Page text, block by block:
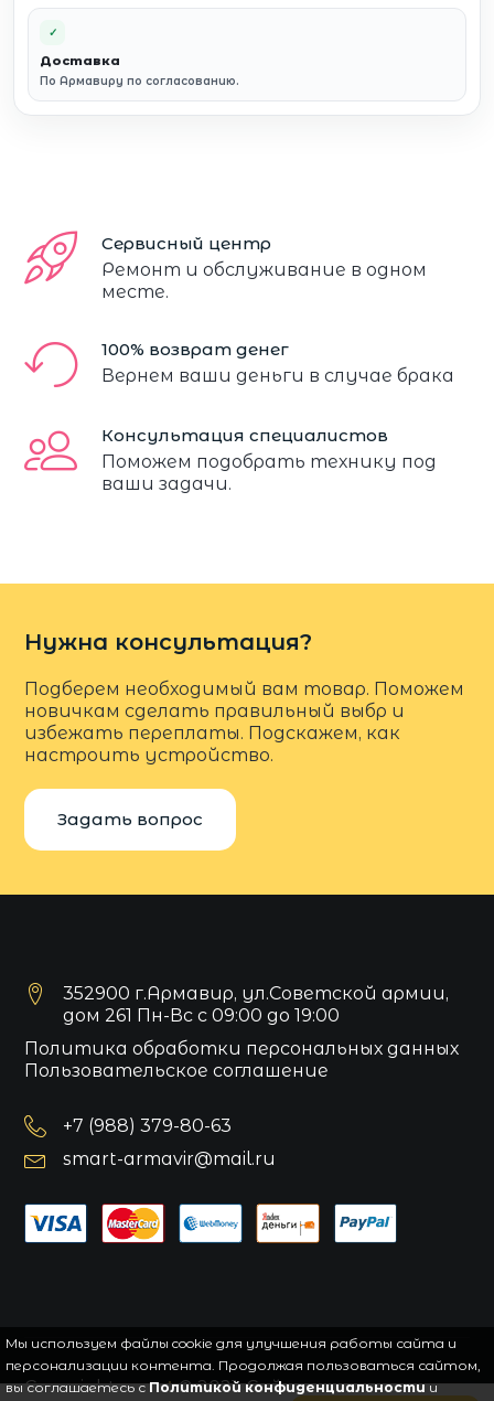
✓
Доставка
По Армавиру по согласованию.
Сервисный центр
Ремонт и обслуживание в одном
месте.
100% возврат денег
Вернем ваши деньги в случае брака
Консультация специалистов
Поможем подобрать технику под
ваши задачи.
Нужна консультация?
Подберем необходимый вам товар. Поможем
новичкам сделать правильный выбр и
избежать переплаты. Подскажем, как
настроить устройство.
Задать вопрос
352900 г.Армавир, ул.Советской армии,
дом 261 Пн-Вс с 09:00 до 19:00
Политика обработки персональных данных
Пользовательское соглашение
+7 (988) 379-80-63
smart-armavir@mail.ru
Copyrightsmart© 2021.Сайт управляется
Мы используем файлы cookie для улучшения работы сайта и
персонализации контента. Продолжая пользоваться сайтом,
вы соглашаетесь сПолитикой конфиденциальностии